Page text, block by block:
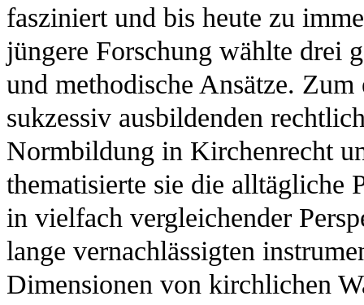
fasziniert und bis heute zu
jüngere Forschung wählte drei
und methodische Ansätze.
sukzessiv ausbildenden
Normbildung in Kirchenrecht
thematisierte sie die alltägliche
in vielfach vergleichender
lange vernachlässigten
Dimensionen von kirchlichen